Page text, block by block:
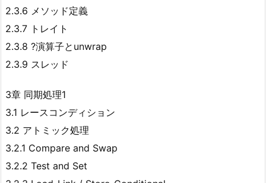
2.3.6 メソッド定義
2.3.7 トレイト
2.3.8 ?演算子とunwrap
2.3.9 スレッド
3章 同期処理1
3.1 レースコンディション
3.2 アトミック処理
3.2.1 Compare and Swap
3.2.2 Test and Set